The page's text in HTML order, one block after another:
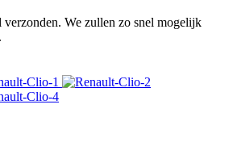
verzonden. We zullen zo snel mogelijk